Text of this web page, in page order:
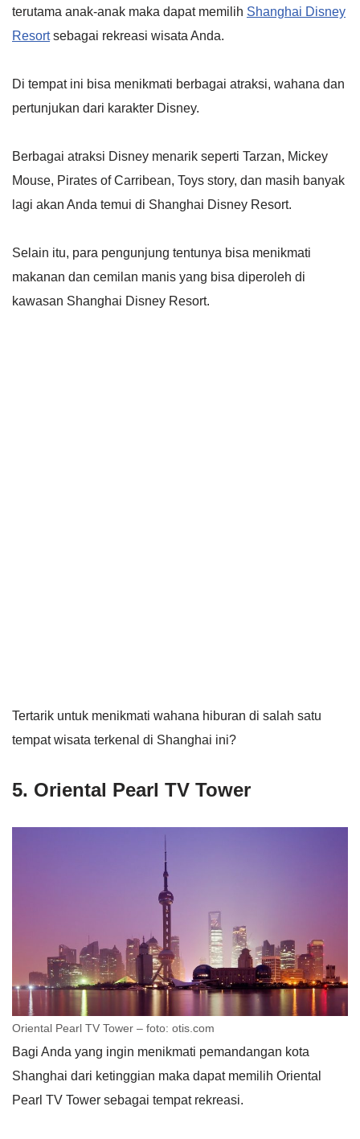
terutama anak-anak maka dapat memilih Shanghai Disney
Resortsebagai rekreasi wisata Anda.
Di tempat ini bisa menikmati berbagai atraksi, wahana dan
pertunjukan dari karakter Disney.
Berbagai atraksi Disney menarik seperti Tarzan, Mickey
Mouse, Pirates of Carribean, Toys story, dan masih banyak
lagi akan Anda temui di Shanghai Disney Resort.
Selain itu, para pengunjung tentunya bisa menikmati
makanan dan cemilan manis yang bisa diperoleh di
kawasan Shanghai Disney Resort.
Tertarik untuk menikmati wahana hiburan di salah satu
tempat wisata terkenal di Shanghai ini?
5. Oriental Pearl TV Tower
Oriental Pearl TV Tower – foto: otis.com
Bagi Anda yang ingin menikmati pemandangan kota
Shanghai dari ketinggian maka dapat memilih Oriental
Pearl TV Tower sebagai tempat rekreasi.